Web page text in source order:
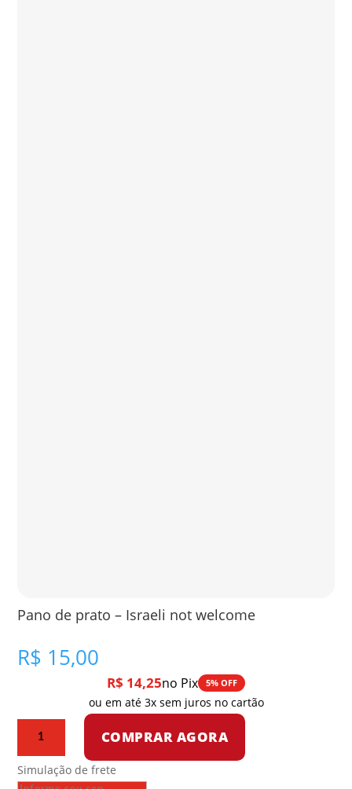
Pano de prato – Israeli not welcome
R$ 15,00
R$ 14,25no Pix 5% OFF
ou em até 3x sem juros no cartão
-
COMPRAR AGORA
Simulação de frete